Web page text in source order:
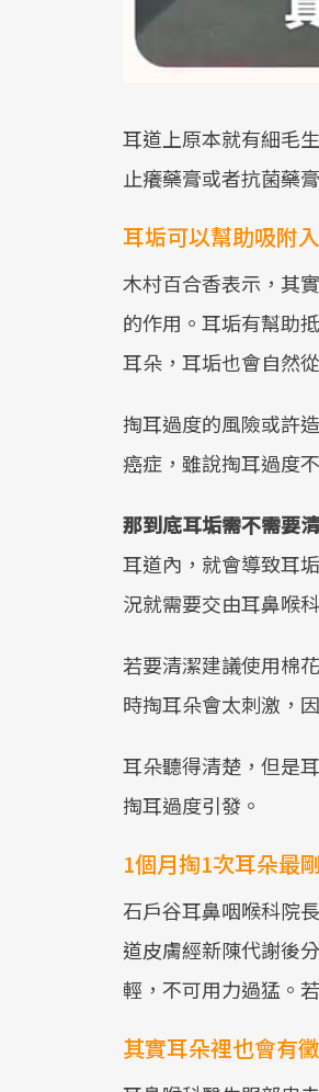
耳道上原本就有細毛
止癢藥膏或者抗菌藥
耳垢可以幫助吸附
木村百合香表示，其
的作用。耳垢有幫助
耳朵，耳垢也會自然
掏耳過度的風險或許
癌症，雖說掏耳過度
那到底耳垢需不需要
耳道內，就會導致耳
況就需要交由耳鼻喉
若要清潔建議使用棉
時掏耳朵會太刺激，
耳朵聽得清楚，但是
掏耳過度引發。
1個月掏1次耳朵最
石戶谷耳鼻咽喉科院
道皮膚經新陳代謝後
輕，不可用力過猛。
其實耳朵裡也會有